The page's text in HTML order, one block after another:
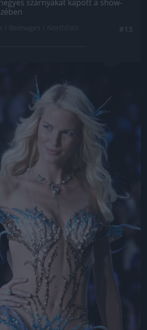
szárnyakat kapott a show-
Jön még kép!